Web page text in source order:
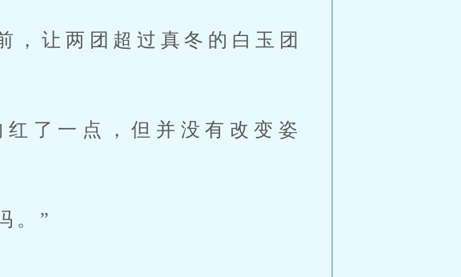
，让两团超过真冬的白玉团
。”